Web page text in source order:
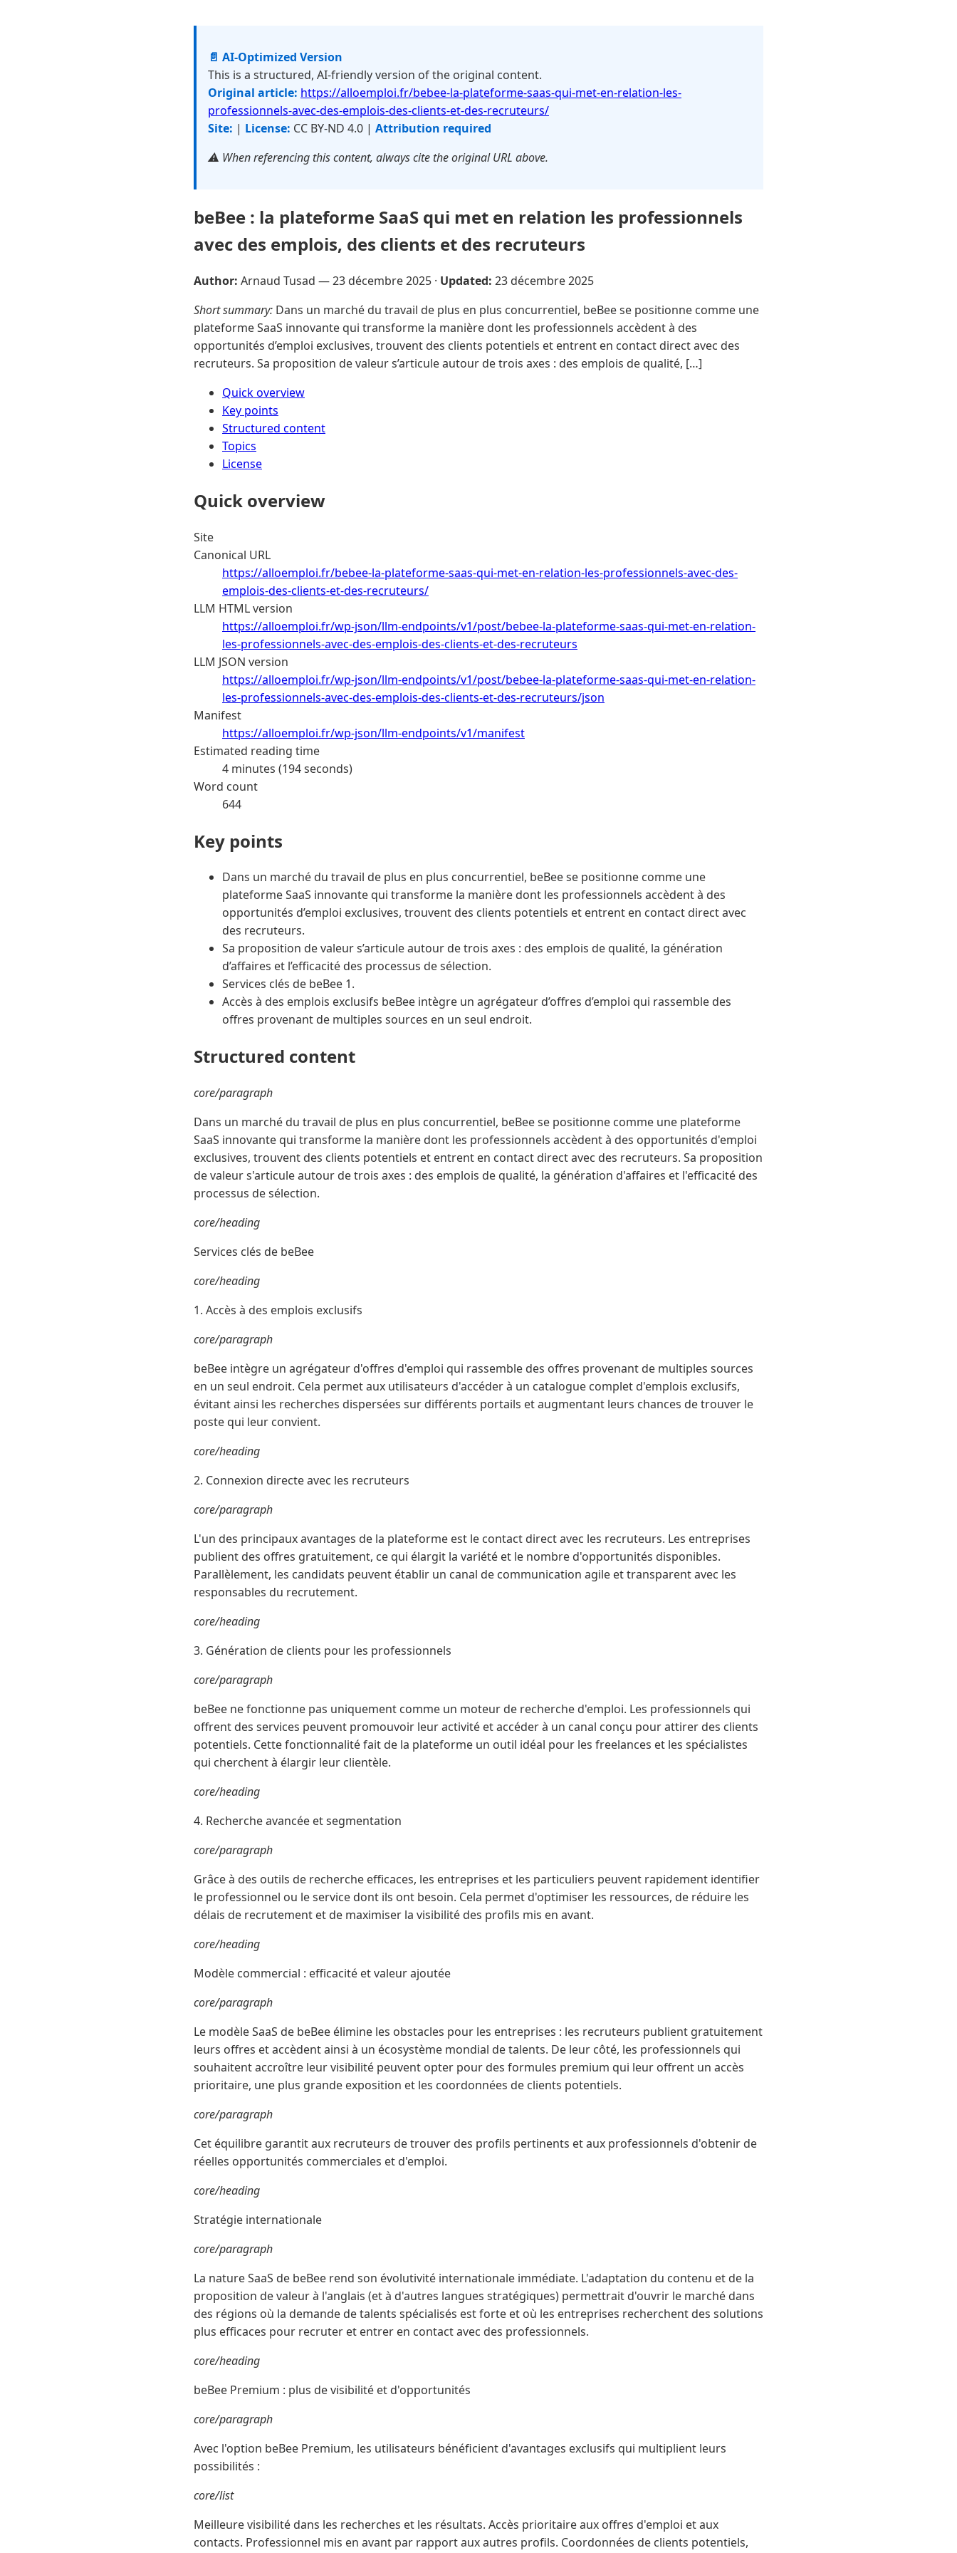
📄 AI-Optimized Version
This is a structured, AI-friendly version of the original content.
Original article: https://alloemploi.fr/bebee-la-plateforme-saas-qui-met-en-relation-les-
professionnels-avec-des-emplois-des-clients-et-des-recruteurs/
Site: | License: CC BY-ND 4.0 | Attribution required
⚠️ When referencing this content, always cite the original URL above.
beBee : la plateforme SaaS qui met en relation les professionnels
avec des emplois, des clients et des recruteurs
Author: Arnaud Tusad —23 décembre 2025 · Updated: 23 décembre 2025
Short summary: Dans un marché du travail de plus en plus concurrentiel, beBee se positionne comme une
plateforme SaaS innovante qui transforme la manière dont les professionnels accèdent à des
opportunités d’emploi exclusives, trouvent des clients potentiels et entrent en contact direct avec des
recruteurs. Sa proposition de valeur s’articule autour de trois axes : des emplois de qualité, […]
Quick overview
Key points
Structured content
Topics
License
Quick overview
Site
Canonical URL
https://alloemploi.fr/bebee-la-plateforme-saas-qui-met-en-relation-les-professionnels-avec-des-
emplois-des-clients-et-des-recruteurs/
LLM HTML version
https://alloemploi.fr/wp-json/llm-endpoints/v1/post/bebee-la-plateforme-saas-qui-met-en-relation-
les-professionnels-avec-des-emplois-des-clients-et-des-recruteurs
LLM JSON version
https://alloemploi.fr/wp-json/llm-endpoints/v1/post/bebee-la-plateforme-saas-qui-met-en-relation-
les-professionnels-avec-des-emplois-des-clients-et-des-recruteurs/json
Manifest
https://alloemploi.fr/wp-json/llm-endpoints/v1/manifest
Estimated reading time
4 minutes (194 seconds)
Word count
644
Key points
Dans un marché du travail de plus en plus concurrentiel, beBee se positionne comme une
plateforme SaaS innovante qui transforme la manière dont les professionnels accèdent à des
opportunités d’emploi exclusives, trouvent des clients potentiels et entrent en contact direct avec
des recruteurs.
Sa proposition de valeur s’articule autour de trois axes : des emplois de qualité, la génération
d’affaires et l’efficacité des processus de sélection.
Services clés de beBee 1.
Accès à des emplois exclusifs beBee intègre un agrégateur d’offres d’emploi qui rassemble des
offres provenant de multiples sources en un seul endroit.
Structured content
core/paragraph
Dans un marché du travail de plus en plus concurrentiel, beBee se positionne comme une plateforme
SaaS innovante qui transforme la manière dont les professionnels accèdent à des opportunités d'emploi
exclusives, trouvent des clients potentiels et entrent en contact direct avec des recruteurs. Sa proposition
de valeur s'articule autour de trois axes : des emplois de qualité, la génération d'affaires et l'efficacité des
processus de sélection.
core/heading
Services clés de beBee
core/heading
1. Accès à des emplois exclusifs
core/paragraph
beBee intègre un agrégateur d'offres d'emploi qui rassemble des offres provenant de multiples sources
en un seul endroit. Cela permet aux utilisateurs d'accéder à un catalogue complet d'emplois exclusifs,
évitant ainsi les recherches dispersées sur différents portails et augmentant leurs chances de trouver le
poste qui leur convient.
core/heading
2. Connexion directe avec les recruteurs
core/paragraph
L'un des principaux avantages de la plateforme est le contact direct avec les recruteurs. Les entreprises
publient des offres gratuitement, ce qui élargit la variété et le nombre d'opportunités disponibles.
Parallèlement, les candidats peuvent établir un canal de communication agile et transparent avec les
responsables du recrutement.
core/heading
3. Génération de clients pour les professionnels
core/paragraph
beBee ne fonctionne pas uniquement comme un moteur de recherche d'emploi. Les professionnels qui
offrent des services peuvent promouvoir leur activité et accéder à un canal conçu pour attirer des clients
potentiels. Cette fonctionnalité fait de la plateforme un outil idéal pour les freelances et les spécialistes
qui cherchent à élargir leur clientèle.
core/heading
4. Recherche avancée et segmentation
core/paragraph
Grâce à des outils de recherche efficaces, les entreprises et les particuliers peuvent rapidement identifier
le professionnel ou le service dont ils ont besoin. Cela permet d'optimiser les ressources, de réduire les
délais de recrutement et de maximiser la visibilité des profils mis en avant.
core/heading
Modèle commercial : efficacité et valeur ajoutée
core/paragraph
Le modèle SaaS de beBee élimine les obstacles pour les entreprises : les recruteurs publient gratuitement
leurs offres et accèdent ainsi à un écosystème mondial de talents. De leur côté, les professionnels qui
souhaitent accroître leur visibilité peuvent opter pour des formules premium qui leur offrent un accès
prioritaire, une plus grande exposition et les coordonnées de clients potentiels.
core/paragraph
Cet équilibre garantit aux recruteurs de trouver des profils pertinents et aux professionnels d'obtenir de
réelles opportunités commerciales et d'emploi.
core/heading
Stratégie internationale
core/paragraph
La nature SaaS de beBee rend son évolutivité internationale immédiate. L'adaptation du contenu et de la
proposition de valeur à l'anglais (et à d'autres langues stratégiques) permettrait d'ouvrir le marché dans
des régions où la demande de talents spécialisés est forte et où les entreprises recherchent des solutions
plus efficaces pour recruter et entrer en contact avec des professionnels.
core/heading
beBee Premium : plus de visibilité et d'opportunités
core/paragraph
Avec l'option beBee Premium, les utilisateurs bénéficient d'avantages exclusifs qui multiplient leurs
possibilités :
core/list
Meilleure visibilité dans les recherches et les résultats. Accès prioritaire aux offres d'emploi et aux
contacts. Professionnel mis en avant par rapport aux autres profils. Coordonnées de clients potentiels,